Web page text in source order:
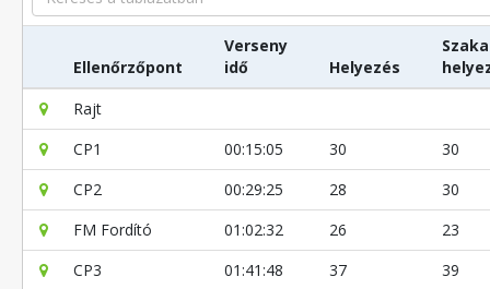
Ellenőrzőpont
Verseny
idő
Helyezés
Rajt
CP1
00:15:05 30
30
CP2
00:29:25 28
30
FM Fordító
01:02:32 26
23
CP3
01:41:48 37
39